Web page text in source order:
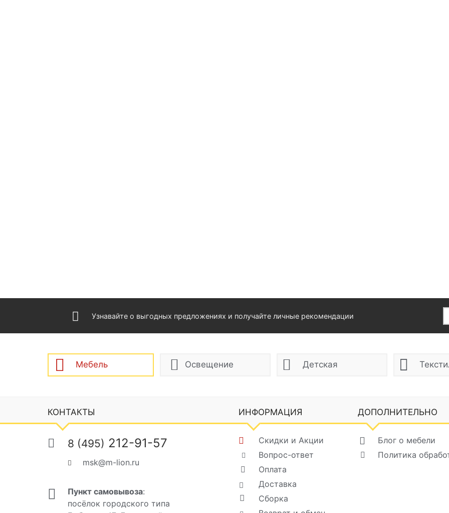
Узнавайте о выгодных предложениях и получайте личные рекомендации
Мебель Освещение Детская
КОНТАКТЫ
8 (495) 212-91-57
msk@m-lion.ru
Пункт самовывоза:
посёлок городского типа
ИНФОРМАЦИЯ
Скидки и Акции
Вопрос-ответ
Оплата
Доставка
Сборка
ДОПОЛНИТЕЛЬНО
Блог о мебели
Политика